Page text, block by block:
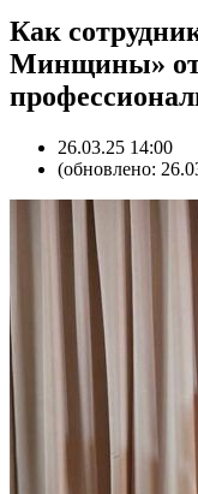
Как
Минщины»
26.03.25 14:00
(обновлено: